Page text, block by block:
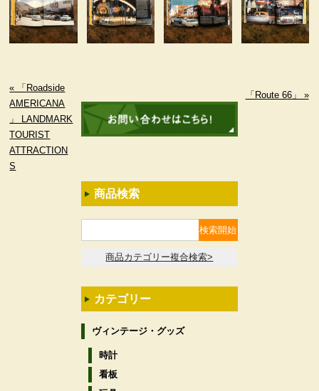
« 「Roadside
AMERICANA
」 LANDMARK
TOURIST
ATTRACTION
S
「Route 66」 »
商品検索
商品カテゴリー複合検索>
カテゴリー
ヴィンテージ・グッズ
時計
看板